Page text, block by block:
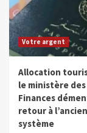
Votre argent
Allocation
le ministère des
Finances
retour à l’ancien
système